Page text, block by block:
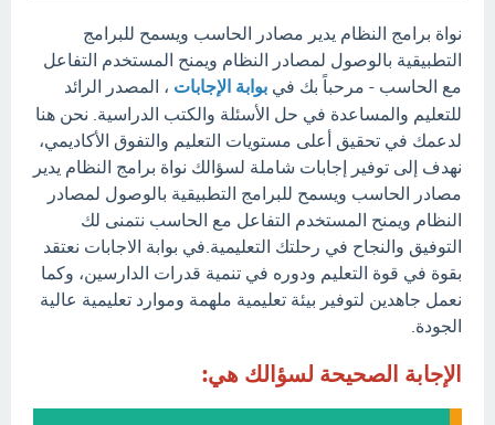
نواة برامج النظام يدير مصادر الحاسب ويسمح للبرامج
التطبيقية بالوصول لمصادر النظام ويمنح المستخدم التفاعل
مع الحاسب - مرحباً بك في بوابة الإجابات ، المصدر الرائد
للتعليم والمساعدة في حل الأسئلة والكتب الدراسية. نحن هنا
لدعمك في تحقيق أعلى مستويات التعليم والتفوق الأكاديمي،
نهدف إلى توفير إجابات شاملة لسؤالك نواة برامج النظام يدير
مصادر الحاسب ويسمح للبرامج التطبيقية بالوصول لمصادر
النظام ويمنح المستخدم التفاعل مع الحاسب نتمنى لك
التوفيق والنجاح في رحلتك التعليمية.في بوابة الاجابات نعتقد
بقوة في قوة التعليم ودوره في تنمية قدرات الدارسين، وكما
نعمل جاهدين لتوفير بيئة تعليمية ملهمة وموارد تعليمية عالية
الجودة.
الإجابة الصحيحة لسؤالك هي: